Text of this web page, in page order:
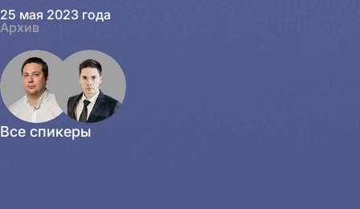
Все спикеры
25 мая 2023 года
Архив